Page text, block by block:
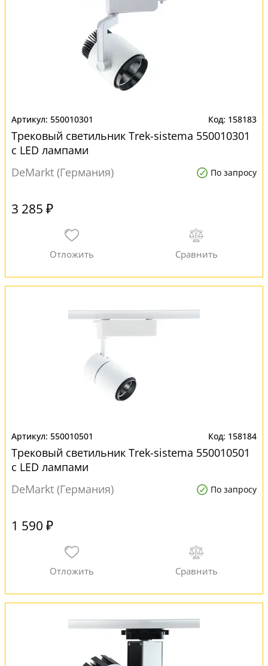
550010301 158183
Трековый светильник Trek-sistema 550010301
с LED лампами
DeMarkt (Германия)
По запросу
3 285 ₽
550010501 158184
Трековый светильник Trek-sistema 550010501
с LED лампами
DeMarkt (Германия)
По запросу
1 590 ₽